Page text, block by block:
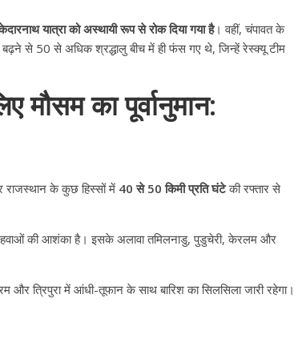
यात्रा को अस्थायी रूप से रोक दिया गया है। वहीं, चंपावत के
बढ़ने से 50 से अधिक श्रद्धालु बीच में ही फंस गए थे, जिन्हें रेस्क्यू टीम
का पूर्वानुमान:
राजस्थान के कुछ हिस्सों में 40 से 50 किमी प्रति घंटेकी रफ्तार से
हवाओं की आशंका है। इसके अलावा तमिलनाडु, पुडुचेरी, केरलम और
त्रिपुरा में आंधी-तूफान के साथ बारिश का सिलसिला जारी रहेगा।